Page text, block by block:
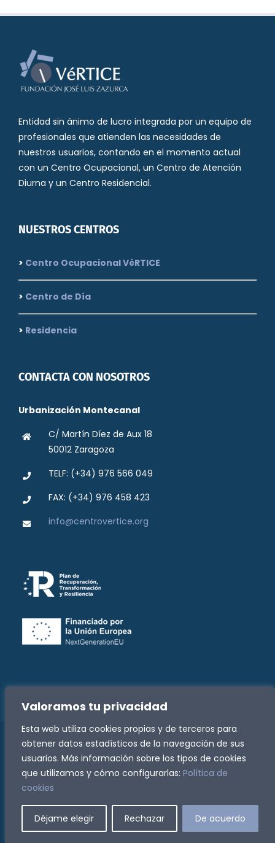
Valoramos tu privacidad
Esta web utiliza cookies propias y de terceros para
obtener datos estadísticos de la navegación de sus
usuarios. Más información sobre los tipos de cookies
que utilizamos y cómo configurarlas: Política de
cookies
Déjame elegir Rechazar De acuerdo
Entidad sin ánimo de lucro integrada por un equipo de
profesionales que atienden las necesidades de
nuestros usuarios, contando en el momento actual
con un Centro Ocupacional, un Centro de Atención
Diurna y un Centro Residencial.
NUESTROS CENTROS
> Centro Ocupacional VéRTICE
> Centro de Día
> Residencia
CONTACTA CON NOSOTROS
Urbanización Montecanal
C/ Martín Díez de Aux 18
50012 Zaragoza
TELF: (+34) 976 566 049
FAX: (+34) 976 458 423
info@centrovertice.org
Copyright -2026 Fundación José Luis Zazurca | Todos
los derechos reservados
Política de Privacidad |Política de Cookies|
FacebookInstagram